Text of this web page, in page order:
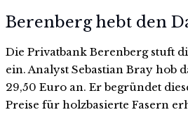
Berenberg hebt den
Die Privatbank Berenberg stuft
ein. Analyst Sebastian Bray hob
29,50 Euro an. Er begründet
Preise für holzbasierte Fasern